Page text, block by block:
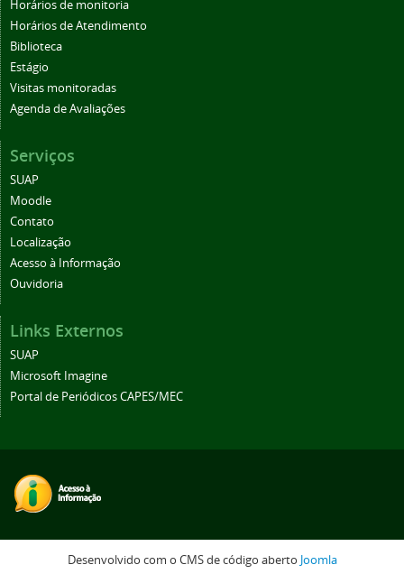
Horários de monitoria
Horários de Atendimento
Biblioteca
Estágio
Visitas monitoradas
Agenda de Avaliações
Serviços
SUAP
Moodle
Contato
Localização
Acesso à Informação
Ouvidoria
Links Externos
SUAP
Microsoft Imagine
Portal de Periódicos CAPES/MEC
Desenvolvido com o CMS de código aberto Joomla